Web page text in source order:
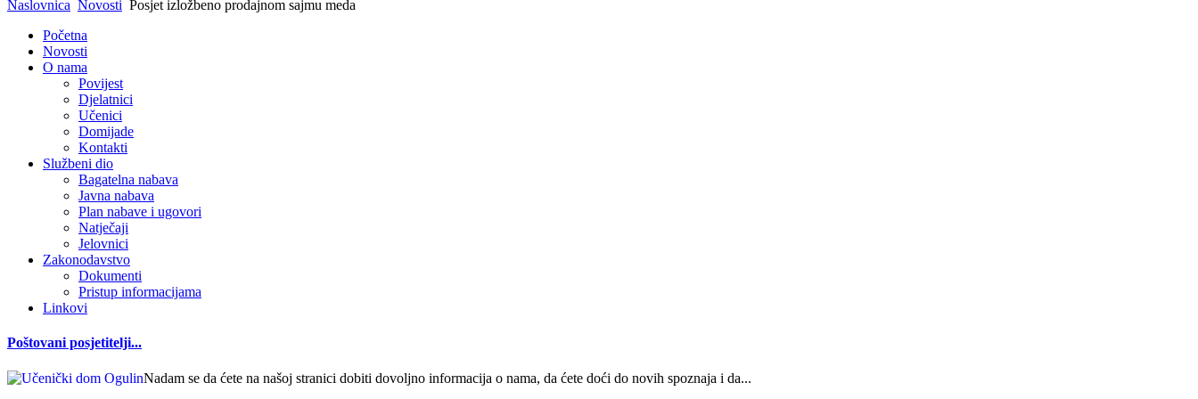
Naslovnica Novosti Posjet izložbeno prodajnom sajmu meda
Početna
Novosti
O nama
Povijest
Djelatnici
Učenici
Domijade
Kontakti
Službeni dio
Bagatelna nabava
Javna nabava
Plan nabave i ugovori
Natječaji
Jelovnici
Zakonodavstvo
Dokumenti
Pristup informacijama
Linkovi
Poštovani posjetitelji...
Nadam se da ćete na našoj stranici dobiti dovoljno informacija o nama, da ćete doći do novih spoznaja i da...